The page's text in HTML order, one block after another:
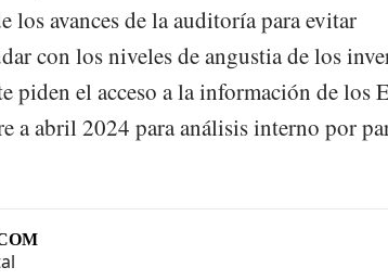
los avances de la auditoría para evitar
con los niveles de angustia de los
piden el acceso a la información de los
a abril 2024 para análisis interno por